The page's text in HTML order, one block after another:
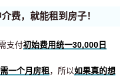
费，就能租到房子！
支付初始费用统一30,000日
一个月房租 ，所以如果真的想